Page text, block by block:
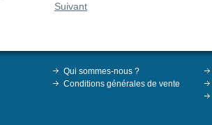
Suivant
Qui sommes-nous ?
Conditions générales de vente